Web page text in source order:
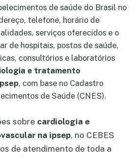
de saúde do Brasil no
telefone, horário de
serviços oferecidos e o
de hospitais, postos de saúde,
consultórios e laboratórios
e tratamento
, com base no Cadastro
de Saúde (CNES).
sobre cardiologia e
na ipsep, no CEBES
de atendimento de toda a